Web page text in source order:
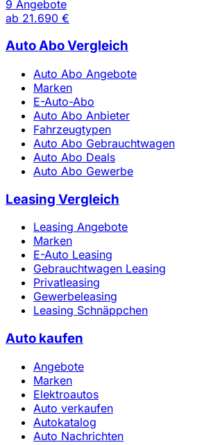
9 Angebote
ab 21.690 €
Auto Abo Vergleich
Auto Abo Angebote
Marken
E-Auto-Abo
Auto Abo Anbieter
Fahrzeugtypen
Auto Abo Gebrauchtwagen
Auto Abo Deals
Auto Abo Gewerbe
Leasing Vergleich
Leasing Angebote
Marken
E-Auto Leasing
Gebrauchtwagen Leasing
Privatleasing
Gewerbeleasing
Leasing Schnäppchen
Auto kaufen
Angebote
Marken
Elektroautos
Auto verkaufen
Autokatalog
Auto Nachrichten